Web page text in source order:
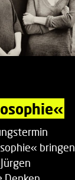
bringen